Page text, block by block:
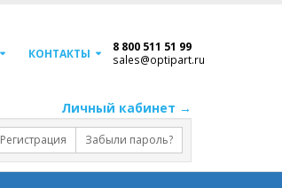
КОНТАКТЫ 8 800 511 51 99
sales@optipart.ru
Личный кабинет →
Регистрация Забыли пароль?